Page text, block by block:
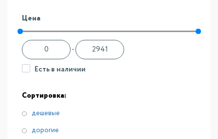
Цена
-
Есть в наличии
Сортировка:
дешевые
дорогие